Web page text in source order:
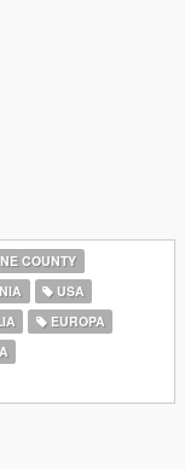
COUNTY
USA
EUROPA